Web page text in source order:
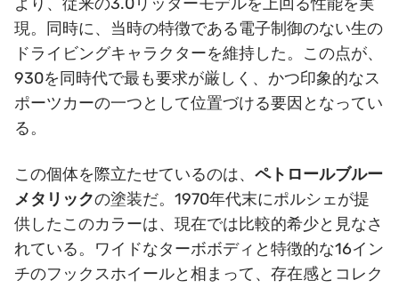
現。同時に、当時の特徴である電子制御のない生の
ドライビングキャラクターを維持した。この点が、
930を同時代で最も要求が厳しく、かつ印象的なス
ポーツカーの一つとして位置づける要因となってい
る。
この個体を際立たせているのは、 ペトロールブルー
メタリックの塗装だ。1970年代末にポルシェが提
供したこのカラーは、現在では比較的希少と見なさ
れている。ワイドなターボボディと特徴的な16イン
チのフックスホイールと相まって、存在感とコレク